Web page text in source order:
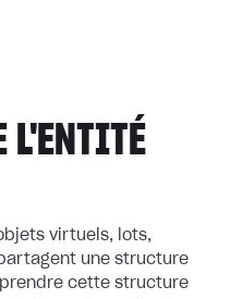
L'ENTITÉ
virtuels, lots,
une structure
cette structure